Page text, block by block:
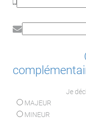
Je
MAJEUR
MINEUR